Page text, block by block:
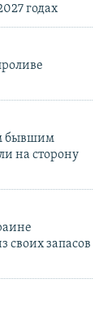
годах
бывшим
на сторону
своих запасов